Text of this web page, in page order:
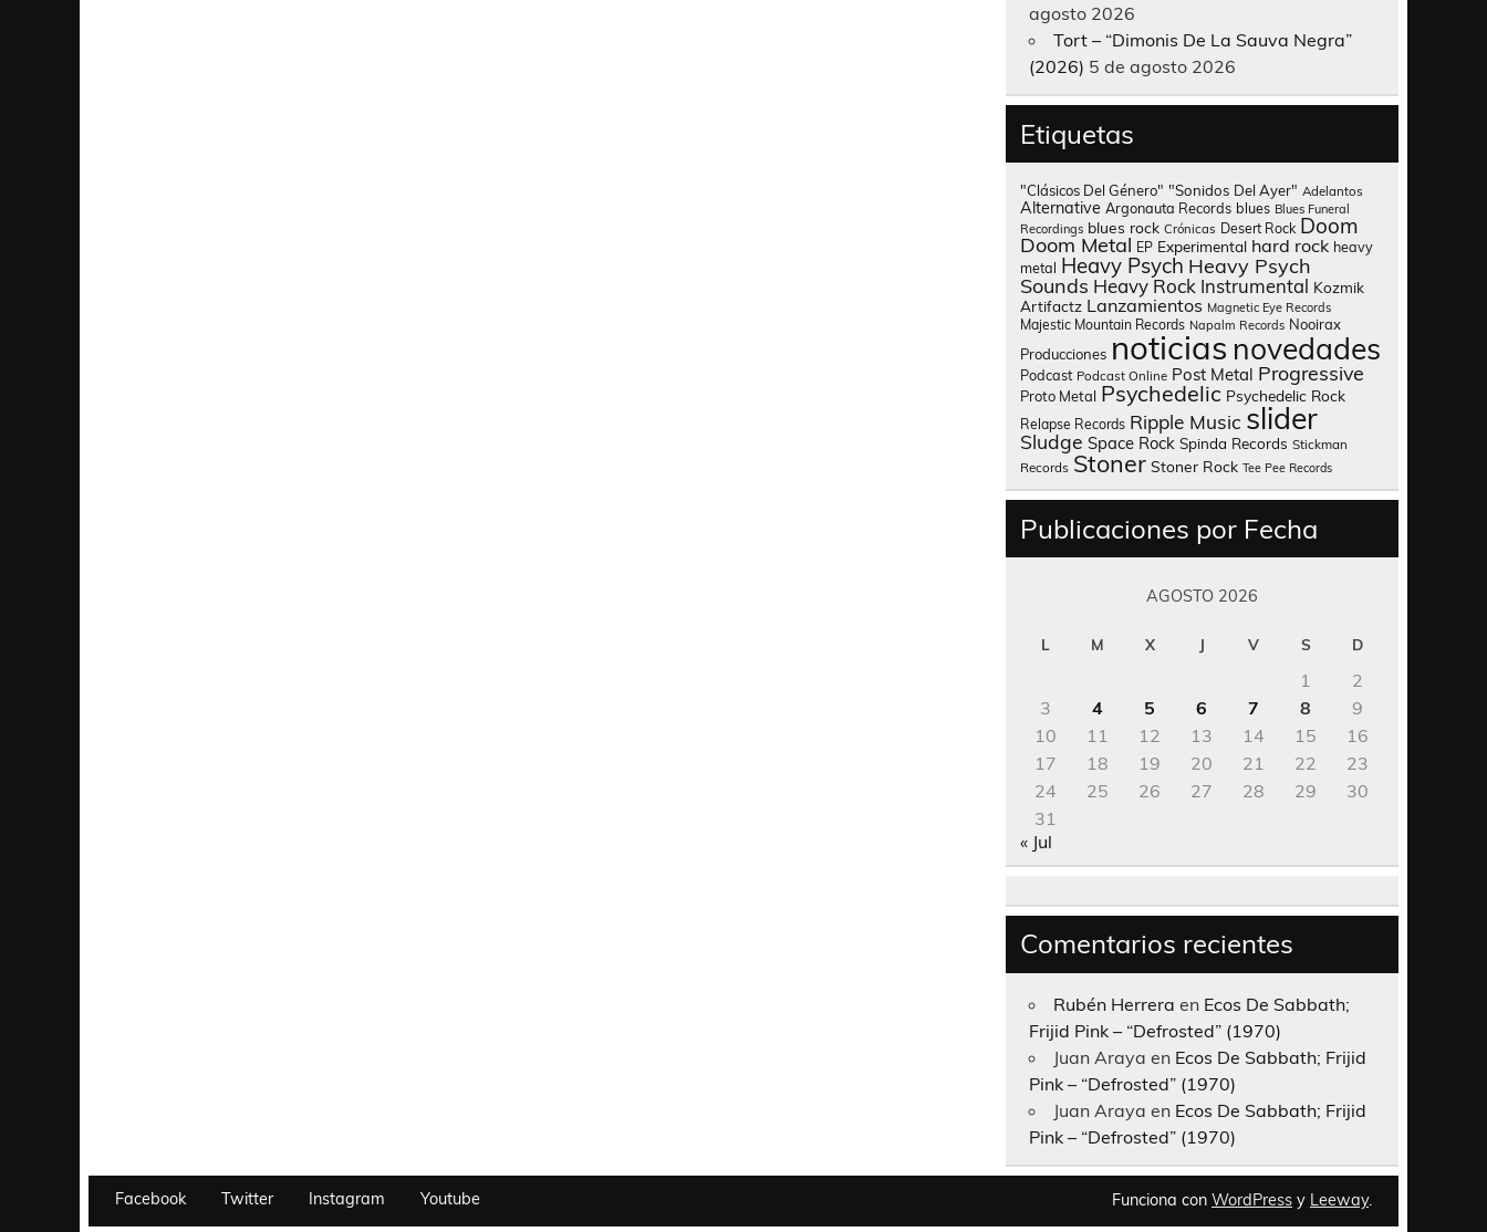
agosto 2026
Tort – “Dimonis De La Sauva Negra”
(2026) 5 de agosto 2026
Etiquetas
"Clásicos Del Género" "Sonidos Del Ayer" Adelantos
Alternative Argonauta Records blues Blues Funeral
Recordings blues rock Crónicas Desert Rock Doom
Doom Metal EP Experimental hard rock heavy
metal Heavy Psych Heavy Psych
Sounds Heavy Rock Instrumental Kozmik
Artifactz Lanzamientos Magnetic Eye Records
Majestic Mountain Records Napalm Records Nooirax
Producciones noticias novedades
Podcast Podcast Online Post Metal Progressive
Proto Metal Psychedelic Psychedelic Rock
Relapse Records Ripple Music slider
Sludge Space Rock Spinda Records Stickman
Records Stoner Stoner Rock Tee Pee Records
Publicaciones por Fecha
AGOSTO 2026
L M X J V S D
1
2
3
4 5 6 7 8
9
10
11 12 13 14 15
16
17
18 19 20 21 22
23
24
25 26 27 28 29
30
31
« Jul
Comentarios recientes
Rubén Herrera en Ecos De Sabbath;
Frijid Pink – “Defrosted” (1970)
Juan Araya en Ecos De Sabbath; Frijid
Pink – “Defrosted” (1970)
Juan Araya en Ecos De Sabbath; Frijid
Pink – “Defrosted” (1970)
Facebook Twitter Instagram Youtube Funciona con WordPress y Leeway.